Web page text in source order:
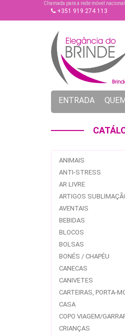
Chamada para a rede móvel nacional
+351 919 274 113
ENTRADA
ANIMAIS
ANTI-STRESS
AR LIVRE
ARTIGOS
AVENTAIS
BEBIDAS
BLOCOS
BOLSAS
BONÉS / CHAPÉU
CANECAS
CANIVETES
CARTEIRAS, PORTA-
CASA
COPO VIAGEM/
CRIANÇAS